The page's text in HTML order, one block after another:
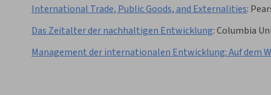
International Trade, Public Goods, and Externalities:
Das Zeitalter der nachhaltigen Entwicklung:Columbia
Management der internationalen Entwicklung: Auf dem